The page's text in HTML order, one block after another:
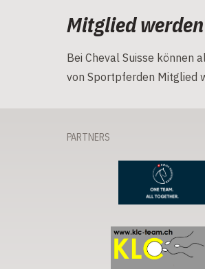
Mitglied werden
Bei Cheval Suisse können
von Sportpferden Mitglied
PARTNERS